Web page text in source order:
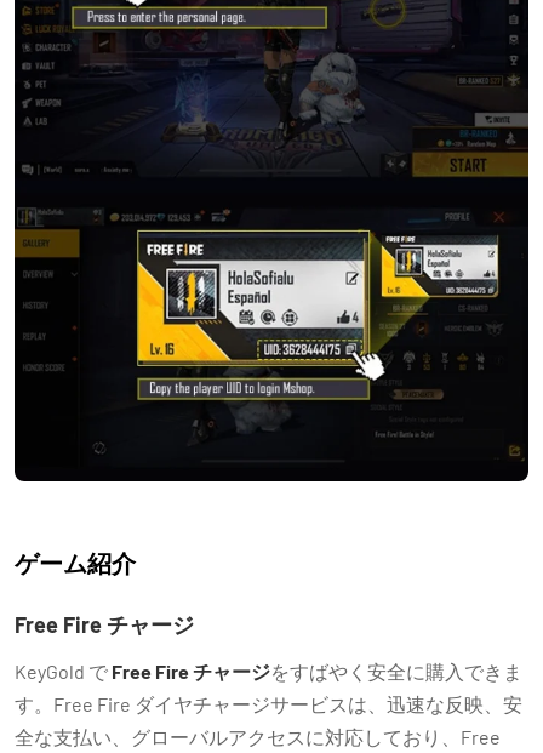
ゲーム紹介
Free Fire チャージ
KeyGold で Free Fire チャージをすばやく安全に購入できま
す。Free Fire ダイヤチャージサービスは、迅速な反映、安
全な支払い、グローバルアクセスに対応しており、Free